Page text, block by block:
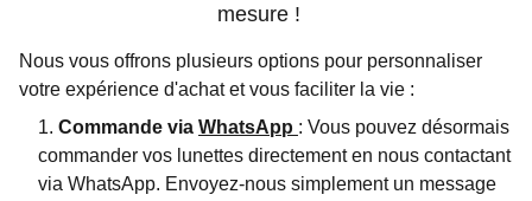
mesure !
Nous vous offrons plusieurs options pour personnaliser
votre expérience d'achat et vous faciliter la vie :
Commande via WhatsApp : Vous pouvez désormais
commander vos lunettes directement en nous contactant
via WhatsApp. Envoyez-nous simplement un message